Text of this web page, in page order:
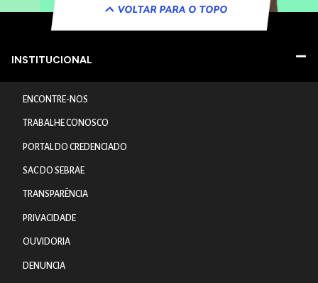
VOLTAR PARA O TOPO
INSTITUCIONAL
ENCONTRE-NOS
TRABALHE CONOSCO
PORTAL DO CREDENCIADO
SAC DO SEBRAE
TRANSPARÊNCIA
PRIVACIDADE
OUVIDORIA
DENUNCIA